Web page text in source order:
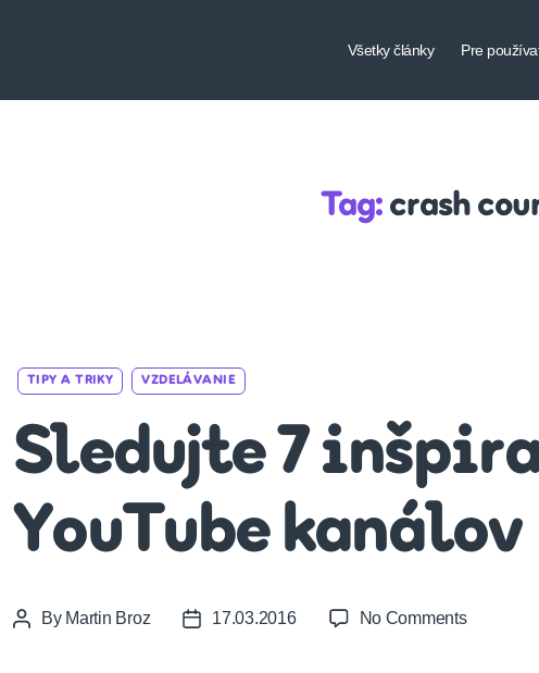
Všetky články Pre
Tag: crash
TIPY A TRIKY VZDELÁVANIE
Sledujte 7
YouTube kanálov
PostBy Martin Broz
Post17.03.2016 No Commentson